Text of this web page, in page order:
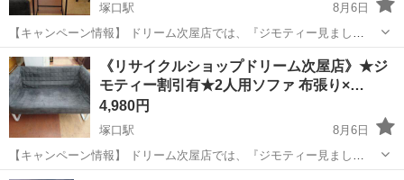
塚口駅
8月6日
【キャンペーン情報】 ドリーム次屋店では、『ジモティー見まし
た！』とレジでこの画面を提示していただくと、ジモティー限定価格
（掲載価格から7%OFF）にてご購入いただけます！ ※ご自身でお持
ち帰りの場合は更に5%OFFの合...
兵庫 尼崎市 塚口駅 ドリーム
《リサイクルショップドリーム次屋店》★ジ
モティー割引有★2人用ソファ 布張り×…
4,980円
塚口駅
8月6日
【キャンペーン情報】 ドリーム次屋店では、『ジモティー見まし
た！』とレジでこの画面を提示していただくと、ジモティー限定価格